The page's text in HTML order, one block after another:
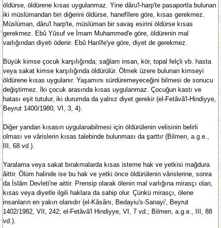
öldürse, öldürene kısas uygulanmaz. Yine dâru'l-harp'te pasaportla bulunan
iki müslümandan biri diğerini öldürse, hanefîlere göre, kısas gerekmez.
Müslüman, dâru'l harp'te, müslüman bir savaş esirini öldürse kısas
gerekmez. Ebû Yûsuf ve İmam Muhammed'e göre, öldürenin mal
varlığından diyeti ödenir. Ebû Hanîfe'ye göre, diyet de gerekmez.
Büyük kimse çocuk karşılığında; sağlam insan, kör, topal felçli vb. hasta
veya sakat kimse karşılığında öldürülür. Ölmek üzere bulunan kimseyi
öldürene kısas uygulanır. Yaşamını sürdüremeyeceğini bilmesi de sonucu
değiştirmez. İki çocuk arasında kısas uygulanmaz. Çocuğun kastı ve
hatası eşit tutulur, iki durumda da yalnız diyet gerekir (el-Fetâvâ'l-Hindiyye,
Beyrut 1400/1980, VI, 3, 4).
Diğer yandan kısasın uygulanabilmesi için öldürülenin velisinin belirli
olması ve vârislerin kısas talebinde bulunması da şarttır (Bilmen, a.g.e.,
III, 68 vd ).
Yaralama veya sakat bırakmalarda kısas isteme hak ve yetkisi mağdura
âittir. Ölüm halinde ise bu hak ve yetki önce öldürülenin vârislerine, sonra
da İslâm Devleti'ne aittir. Prensip olarak ölenin mal varlığına mirasçı olan,
kısas veya diyetle ilgili haklara da sahip olur. Çünkü mirasçı, ölene
insanların en yakın olanıdır (el-Kâsânı, Bedayiu's-Sanayi', Beyrut
1402/1982, VII, 242; el-Fetâvâ'l Hindiyye, VI, 7 vd.; Bilmen, a.g.e., III, 88
vd.).